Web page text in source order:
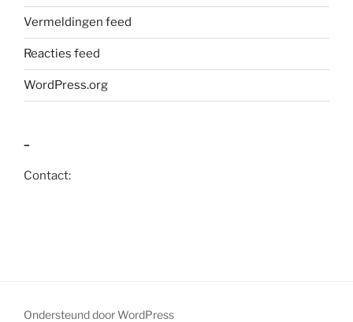
Vermeldingen feed
Reacties feed
WordPress.org
–
Contact:
Ondersteund door WordPress